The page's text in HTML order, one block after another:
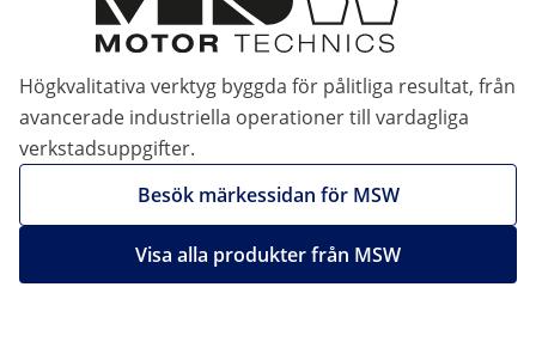
Högkvalitativa verktyg byggda för pålitliga resultat, från
avancerade industriella operationer till vardagliga
verkstadsuppgifter.
Besök märkessidan för MSW
Visa alla produkter från MSW